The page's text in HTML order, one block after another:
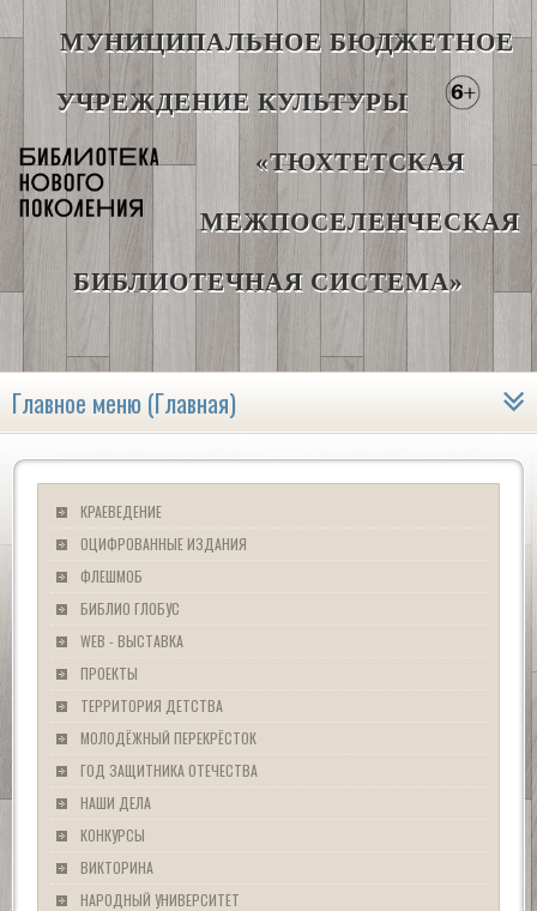
МУНИЦИПАЛЬНОЕ БЮДЖЕТНОЕ
УЧРЕЖДЕНИЕ КУЛЬТУРЫ
«ТЮХТЕТСКАЯ
МЕЖПОСЕЛЕНЧЕСКАЯ
БИБЛИОТЕЧНАЯ СИСТЕМА»
Главное меню (Главная)
КРАЕВЕДЕНИЕ
ОЦИФРОВАННЫЕ ИЗДАНИЯ
ФЛЕШМОБ
БИБЛИО ГЛОБУС
WEB - ВЫСТАВКА
ПРОЕКТЫ
ТЕРРИТОРИЯ ДЕТСТВА
МОЛОДЁЖНЫЙ ПЕРЕКРЁСТОК
ГОД ЗАЩИТНИКА ОТЕЧЕСТВА
НАШИ ДЕЛА
КОНКУРСЫ
ВИКТОРИНА
НАРОДНЫЙ УНИВЕРСИТЕТ